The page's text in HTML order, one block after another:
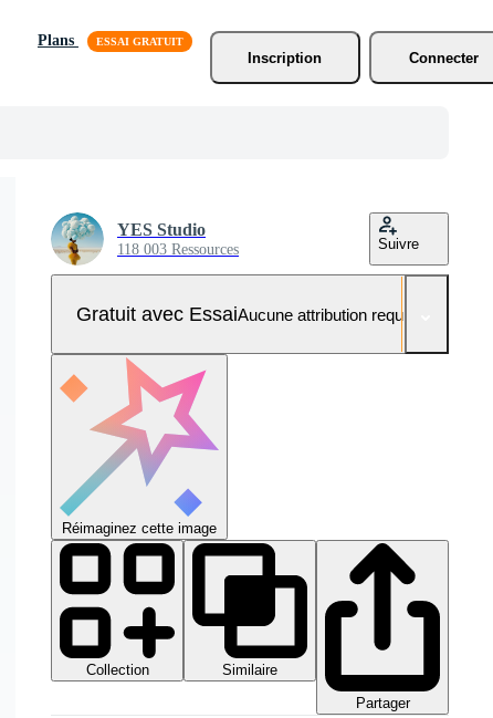
Plans
Inscription
Connecter
YES Studio
118 003 Ressources Suivre
Gratuit avec EssaiAucune attribution requise
Réimaginez cette image
Collection
Similaire
Partager